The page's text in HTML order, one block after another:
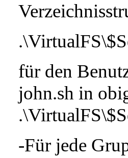
für den
john.sh in
-Für jede